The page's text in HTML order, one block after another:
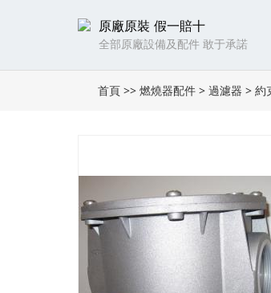
原廠原裝 假一賠十
全部原廠設備及配件 敢于承諾
首頁 >> 燃燒器配件 > 過濾器 > 約